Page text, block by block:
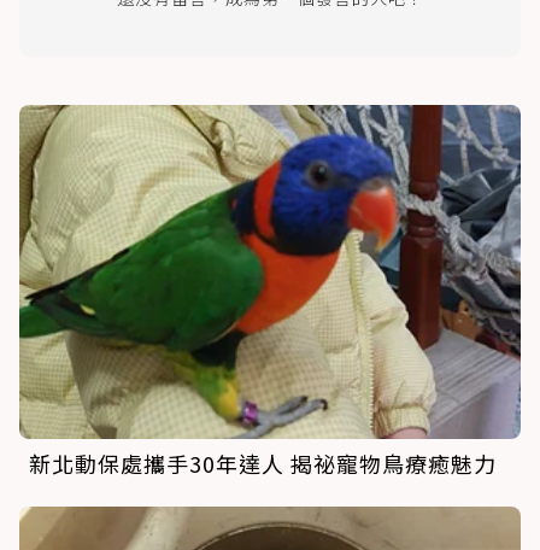
新北動保處攜手30年達人 揭祕寵物鳥療癒魅力